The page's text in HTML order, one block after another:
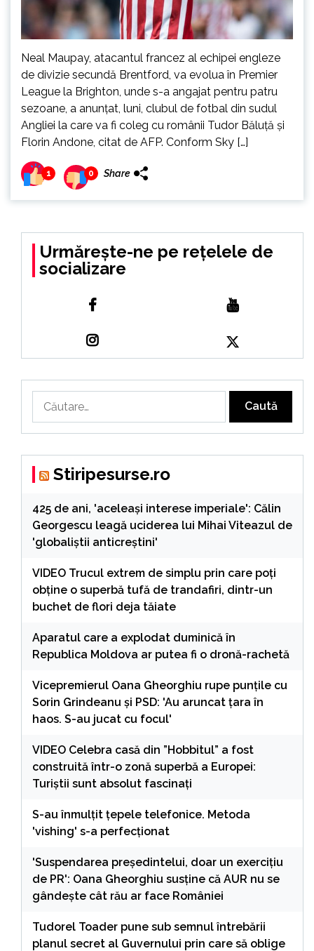
Neal Maupay, atacantul francez al echipei engleze
de divizie secundă Brentford, va evolua în Premier
League la Brighton, unde s-a angajat pentru patru
sezoane, a anunţat, luni, clubul de fotbal din sudul
Angliei la care va fi coleg cu românii Tudor Băluţă şi
Florin Andone, citat de AFP. Conform Sky […]
1 0 Share
Urmărește-ne pe rețelele de
socializare
după:
Stiripesurse.ro
425 de ani, 'aceleași interese imperiale': Călin
Georgescu leagă uciderea lui Mihai Viteazul de
'globaliștii anticreștini'
VIDEO Trucul extrem de simplu prin care poți
obține o superbă tufă de trandafiri, dintr-un
buchet de flori deja tăiate
Aparatul care a explodat duminică în
Republica Moldova ar putea fi o dronă-rachetă
Vicepremierul Oana Gheorghiu rupe punțile cu
Sorin Grindeanu și PSD: 'Au aruncat țara în
haos. S-au jucat cu focul'
VIDEO Celebra casă din ”Hobbitul” a fost
construită într-o zonă superbă a Europei:
Turiștii sunt absolut fascinați
S-au înmulțit țepele telefonice. Metoda
'vishing' s-a perfecționat
'Suspendarea președintelui, doar un exercițiu
de PR': Oana Gheorghiu susține că AUR nu se
gândește cât rău ar face României
Tudorel Toader pune sub semnul întrebării
planul secret al Guvernului prin care să oblige